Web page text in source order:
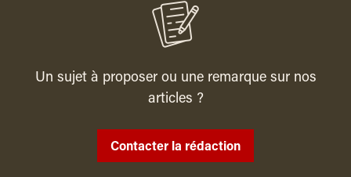
Un sujet à proposer ou une remarque sur nos
articles ?
Contacter la rédaction